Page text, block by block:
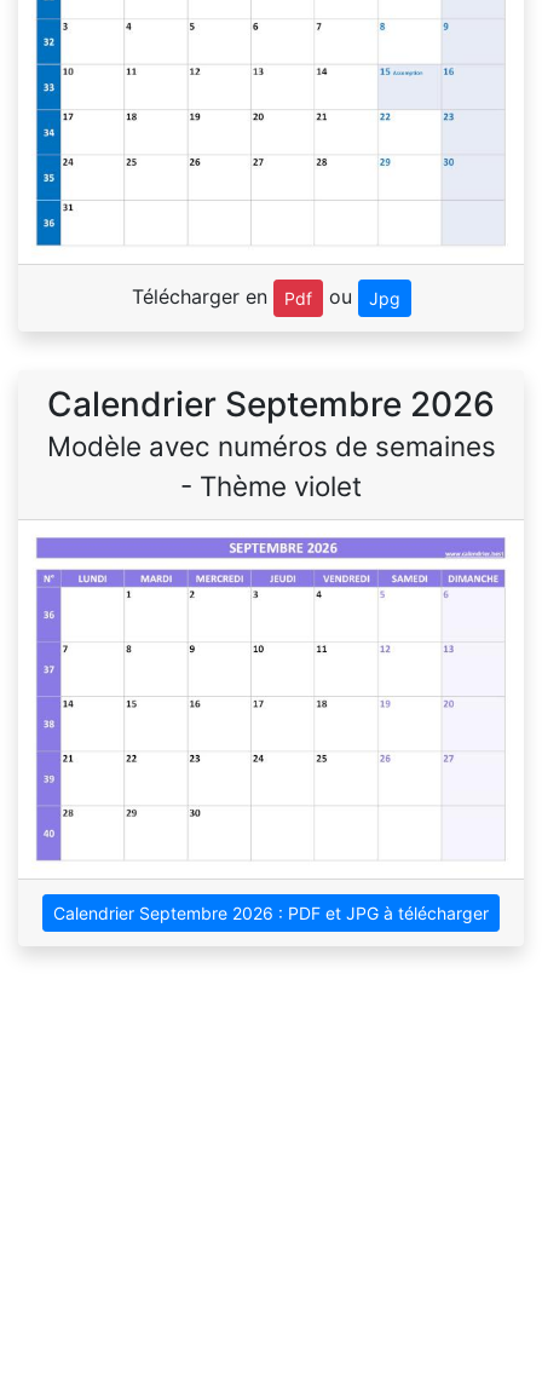
Télécharger en Pdf ou Jpg
Calendrier Septembre 2026
Modèle avec numéros de semaines
- Thème violet
Calendrier Septembre 2026 : PDF et JPG à télécharger